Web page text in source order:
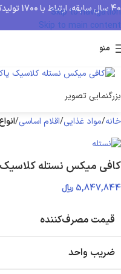
Skip to navigation
Skip to main content
منو
بزرگنمایی تصویر
خانه مواد غذایی اقلام اساسی
کافی میکس نستله کلاسیک پاکتی
5,847,844 ﷼
قیمت مصرف‌کننده
ضریب واحد
40 سال سابقه، ارتباط با 1700 تولیدکننده و بیش از 6000 کالای با کیفیت